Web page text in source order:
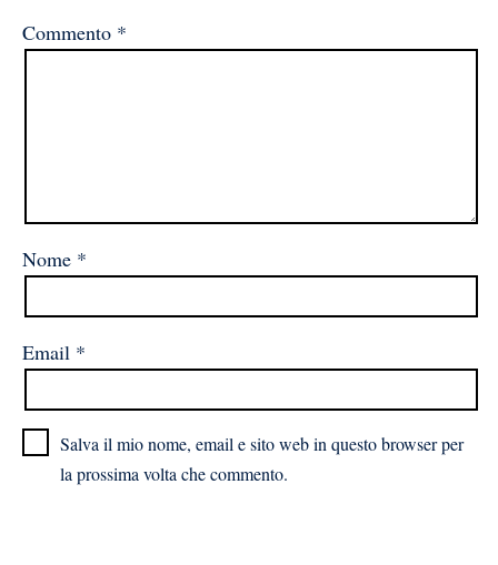
Commento *
Nome *
Email *
Salva il mio nome, email e sito web in questo browser per
la prossima volta che commento.